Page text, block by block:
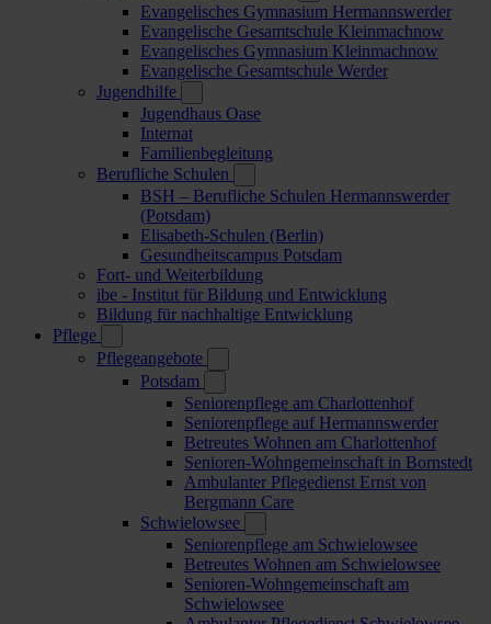
Evangelisches Gymnasium Hermannswerder
Evangelische Gesamtschule Kleinmachnow
Evangelisches Gymnasium Kleinmachnow
Evangelische Gesamtschule Werder
Jugendhilfe
Jugendhaus Oase
Internat
Familienbegleitung
Berufliche Schulen
BSH – Berufliche Schulen Hermannswerder
(Potsdam)
Elisabeth-Schulen (Berlin)
Gesundheitscampus Potsdam
Fort- und Weiterbildung
ibe - Institut für Bildung und Entwicklung
Bildung für nachhaltige Entwicklung
Pflege
Pflegeangebote
Potsdam
Seniorenpflege am Charlottenhof
Seniorenpflege auf Hermannswerder
Betreutes Wohnen am Charlottenhof
Senioren-Wohngemeinschaft in Bornstedt
Ambulanter Pflegedienst Ernst von
Bergmann Care
Schwielowsee
Seniorenpflege am Schwielowsee
Betreutes Wohnen am Schwielowsee
Senioren-Wohngemeinschaft am
Schwielowsee